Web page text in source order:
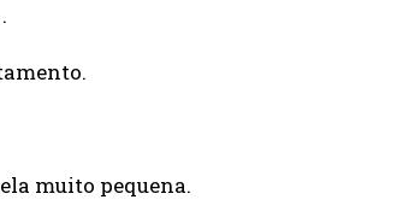
muito pequena.